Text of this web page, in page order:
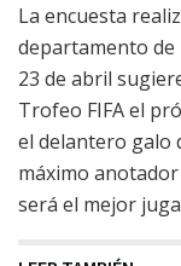
La encuesta
departamento de
23 de abril
Trofeo FIFA el
el delantero galo
máximo
será el mejor